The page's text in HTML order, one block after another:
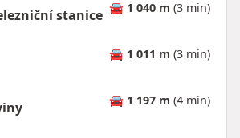
stanice 🚘 1 040 m (3 min)
🚘 1 011 m (3 min)
🚘 1 197 m (4 min)